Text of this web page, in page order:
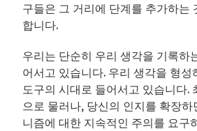
구들은 그 거리에 단계를 추가하는
합니다.
우리는 단순히 우리 생각을 기록하
어서고 있습니다. 우리 생각을 형성
도구의 시대로 들어서고 있습니다.
으로 물러나, 당신의 인지를 확장하
니즘에 대한 지속적인 주의를 요구